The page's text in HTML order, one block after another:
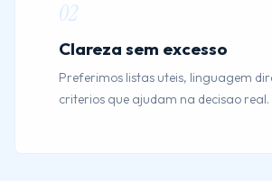
02
Clareza sem excesso
Preferimos listas uteis, linguagem
criterios que ajudam na decisao real.